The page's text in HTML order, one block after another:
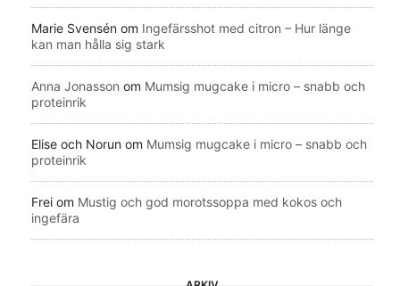
Marie Svensén om Ingefärsshot med citron – Hur länge
kan man hålla sig stark
Anna Jonasson om Mumsig mugcake i micro – snabb och
proteinrik
Elise och Norun om Mumsig mugcake i micro – snabb och
proteinrik
Frei om Mustig och god morotssoppa med kokos och
ingefära